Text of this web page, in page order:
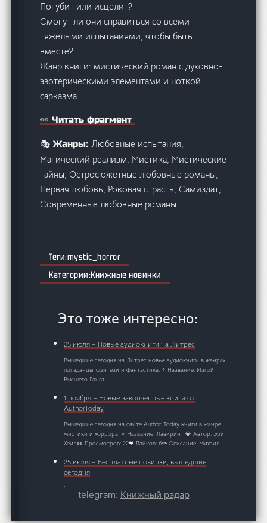
Погубит или исцелит?
Смогут ли они справиться со всеми
тяжелыми испытаниями, чтобы быть
вместе?
​​​​​​​​​​​Жанр книги: мистический роман с духовно-
эзотерическими элементами и ноткой
сарказма.
👀 Читать фрагмент
🎭 Жанры:Любовные испытания,
Магический реализм, Мистика, Мистические
тайны, Остросюжетные любовные романы,
Первая любовь, Роковая страсть, Самиздат,
Современные любовные романы
mystic_horror
Книжные новинки
Это тоже интересно:
25 июля – Новые аудиокниги на Литрес
Вышедшие сегодня на Литрес новые аудиокниги в жанрах
попаданцы, фэнтези и фантастика. ⭐ Название: Изгой
Высшего Ранга…
1 ноября – Новые законченные книги от
AuthorToday
Вышедшие сегодня на сайте Author Today книги в жанре
мистики и хоррора. ⭐ Название: Лавиринт 💎 Автор: Эри
Хейл👀 Просмотров: 22❤ Лайков: 6✏ Описание: Михаил…
25 июля – Бесплатные новинки, вышедшие
сегодня
Новые книги, которые авторы предлагают прочитать
бесплатно ⭐ Название: Рецепт уверенности, или Блокнот
telegram: Книжный радар